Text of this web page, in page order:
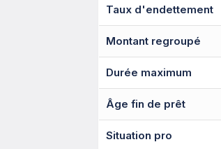
Taux d'endettement
Montant regroupé
Durée maximum
Âge fin de prêt
Situation pro